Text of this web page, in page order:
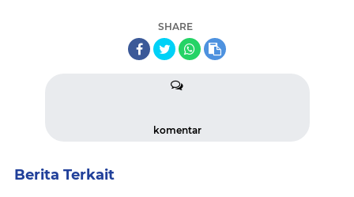
SHARE
komentar
Berita Terkait